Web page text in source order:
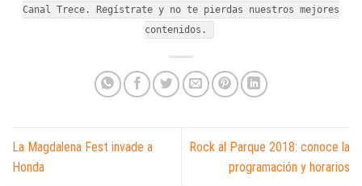
Canal Trece. Regístrate y no te pierdas nuestros mejores
contenidos.
La Magdalena Fest invade a
Honda
Rock al Parque 2018: conoce la
programación y horarios